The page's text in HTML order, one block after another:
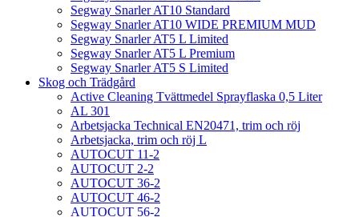
Segway Snarler AT10 Standard
Segway Snarler AT10 WIDE PREMIUM MUD
Segway Snarler AT5 L Limited
Segway Snarler AT5 L Premium
Segway Snarler AT5 S Limited
Skog och Trädgård
Active Cleaning Tvättmedel Sprayflaska 0,5 Liter
AL 301
Arbetsjacka Technical EN20471, trim och röj
Arbetsjacka, trim och röj L
AUTOCUT 11-2
AUTOCUT 2-2
AUTOCUT 36-2
AUTOCUT 46-2
AUTOCUT 56-2